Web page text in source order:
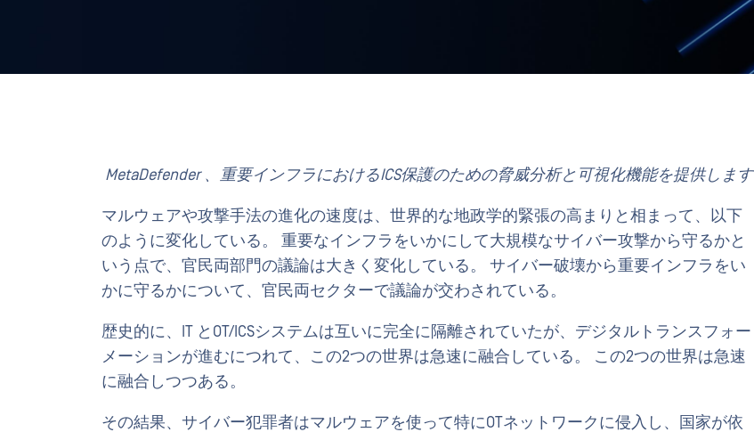
MetaDefender 、重要インフラにおけるICS保護のための脅威分析と可視化機能を提供します
マルウェアや攻撃手法の進化の速度は、世界的な地政学的緊張の高まりと相まって、以下
のように変化している。 重要なインフラをいかにして大規模なサイバー攻撃から守るかと
いう点で、官民両部門の議論は大きく変化している。 サイバー破壊から重要インフラをい
かに守るかについて、官民両セクターで議論が交わされている。
歴史的に、IT とOT/ICSシステムは互いに完全に隔離されていたが、デジタルトランスフォー
メーションが進むにつれて、この2つの世界は急速に融合している。 この2つの世界は急速
に融合しつつある。
その結果、サイバー犯罪者はマルウェアを使って特にOTネットワークに侵入し、国家が依